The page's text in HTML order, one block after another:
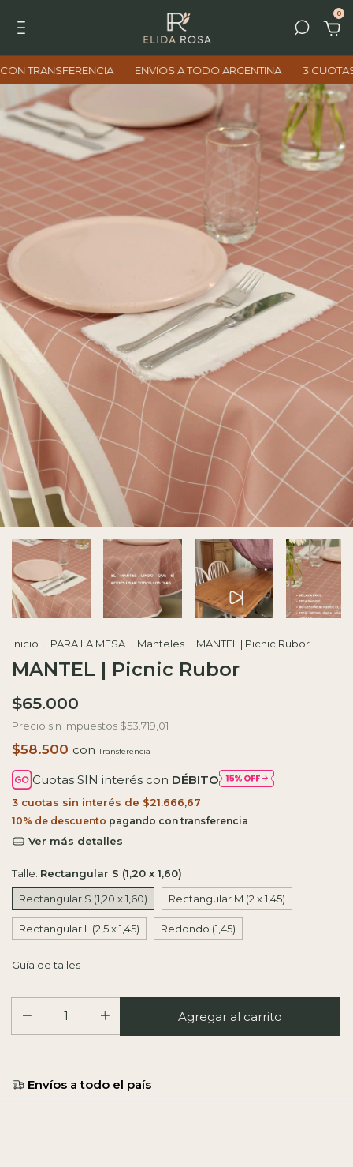
0
ENVÍOS A TODO ARGENTINA 3 CUOTAS SIN
Inicio PARA LA MESA Manteles MANTEL | Picnic Rubor
MANTEL | Picnic Rubor
$65.000
Precio sin impuestos $53.719,01
$58.500 con
Cuotas SIN interés con DÉBITO
3 cuotas sin interés de $21.666,67
10% de descuento
Ver más detalles
Talle: Rectangular S (1,20 x 1,60)
Rectangular S (1,20 x 1,60)
Rectangular M (2 x 1,45)
Rectangular L (2,5 x 1,45) Redondo (1,45)
Guía de talles